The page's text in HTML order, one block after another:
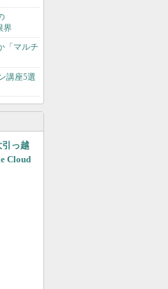
界
「マルチ
講座5選
引っ越
Cloud